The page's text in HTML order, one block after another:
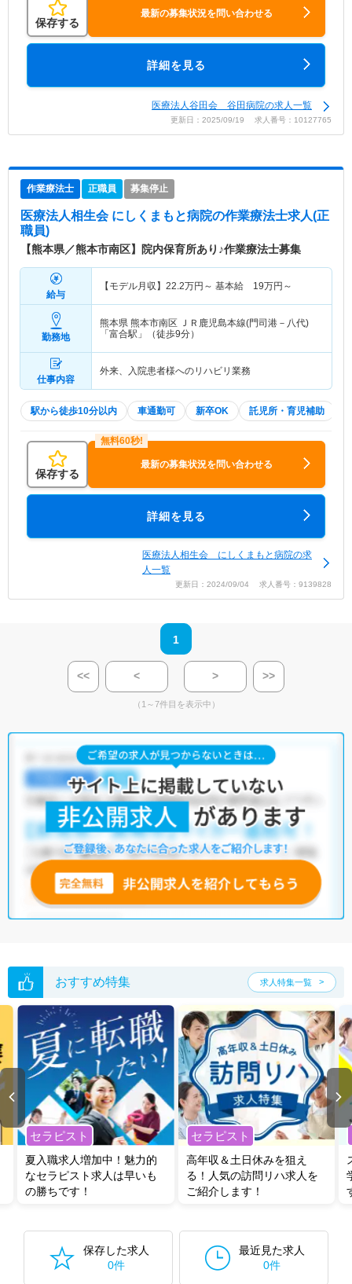
保存する
最新の募集状況を問い合わせる
詳細を見る
医療法人谷田会 谷田病院の求人一覧
更新日：2025/09/19 求人番号：10127765
作業療法士 正職員 募集停止
医療法人相生会 にしくまもと病院の作業療法士求人(正
職員)
【熊本県／熊本市南区】院内保育所あり♪作業療法士募集
給与
【モデル月収】 22.2万円～ 基本給 19万円～
勤務地
熊本県 熊本市南区 ＪＲ鹿児島本線(門司港－八代)
「富合駅」（徒歩9分）
仕事内容
外来、入院患者様へのリハビリ業務
駅から徒歩10分以内 車通勤可 新卒OK 託児所・育児補助
保存する
最新の募集状況を問い合わせる
詳細を見る
医療法人相生会 にしくまもと病院の求
人一覧
更新日：2024/09/04 求人番号：9139828
1
<< < > >>
（1～7件目を表示中）
おすすめ特集 求人特集一覧
セラピスト
夏入職求人増加中！魅力的
なセラピスト求人は早いも
の勝ちです！
セラピスト
高年収＆土日休みを狙え
る！人気の訪問リハ求人を
ご紹介します！
保存した求人
0件
最近見た求人
0件